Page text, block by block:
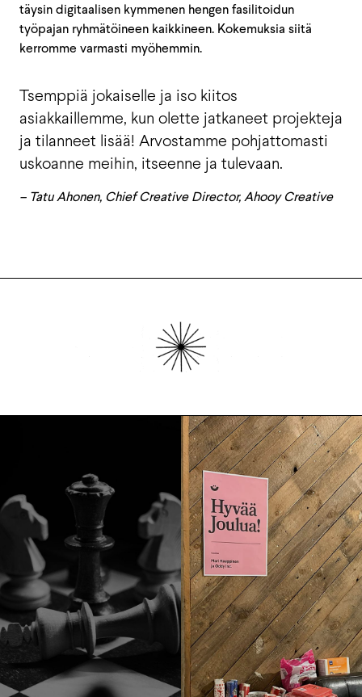
täysin digitaalisen kymmenen hengen fasilitoidun
työpajan ryhmätöineen kaikkineen. Kokemuksia siitä
kerromme varmasti myöhemmin.
Tsemppiä jokaiselle ja iso kiitos
asiakkaillemme, kun olette jatkaneet projekteja
ja tilanneet lisää! Arvostamme pohjattomasti
uskoanne meihin, itseenne ja tulevaan.
– Tatu Ahonen, Chief Creative Director, Ahooy Creative